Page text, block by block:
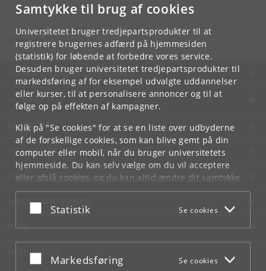
Samtykke til brug af cookies
Universitetet bruger tredjepartsprodukter til at
registrere brugernes adfærd på hjemmesiden
(statistik) for løbende at forbedre vores service.
Desuden bruger universitetet tredjepartsprodukter til
markedsføring af for eksempel udvalgte uddannelser
eller kurser, til at personalisere annoncer og til at
følge op på effekten af kampagner.
Klik på "Se cookies" for at se en liste over udbyderne
af de forskellige cookies, som kan blive gemt på din
computer eller mobil, når du bruger universitetets
hjemmeside. Du kan selv vælge om du vil acceptere
eller afslå cookies, og du kan altid ændre dit samtykke
underCookie- og privatlivspolitiksom du finder i
bunden af hver side.
Acceptér eller afslå
Statistik Se cookies
Acceptér eller afslå
Markedsføring Se cookies
Københavns Universitet
KØBENHAVNS UNIVERSITET
KONTAKT
SERVICES
FOR STUDERENDE OG ANSATTE
JOB OG KARRIERE
NØDSITUATIONER
WEB
MØD KU PÅ